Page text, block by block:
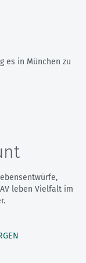
es in München zu
leben Vielfalt im